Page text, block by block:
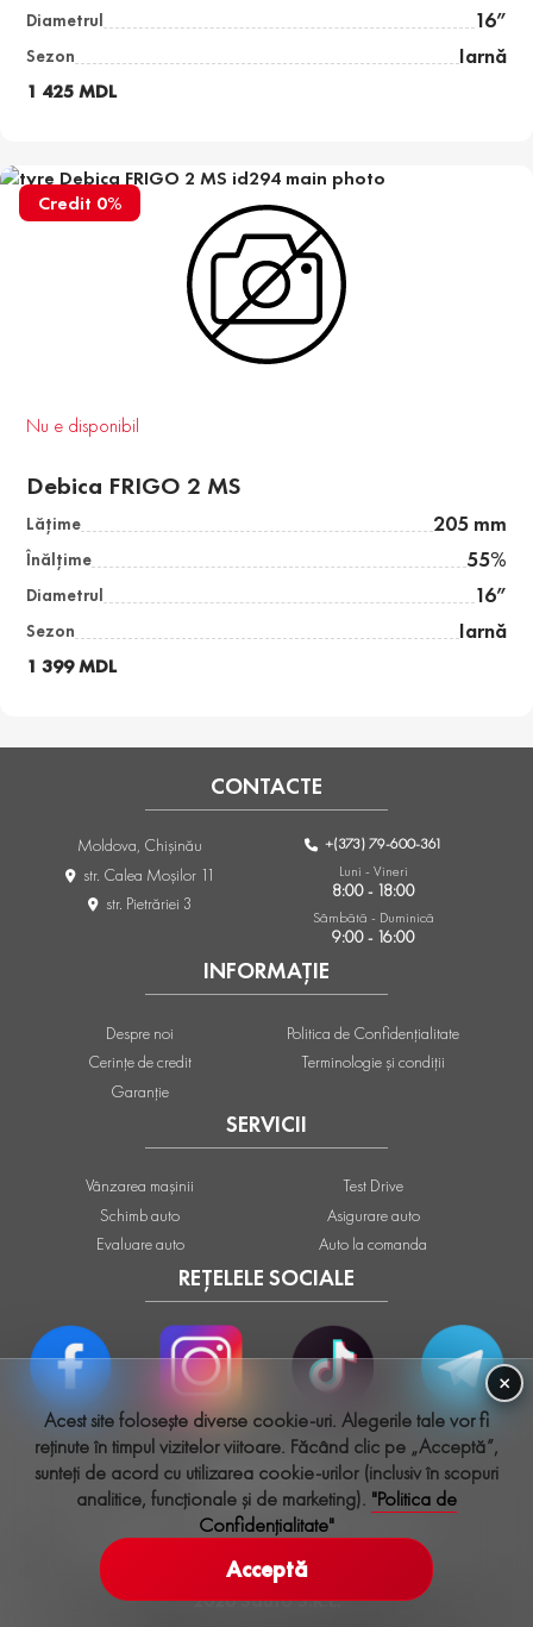
×
Acest site folosește diverse cookie-uri. Alegerile tale vor fi
reținute în timpul vizitelor viitoare. Făcând clic pe „Acceptă”,
sunteți de acord cu utilizarea cookie-urilor (inclusiv în scopuri
analitice, funcționale și de marketing). "Politica de
Confidențialitate"
Acceptă
Diametrul 16”
Sezon Iarnă
1 425 MDL
Credit 0%
Nu e disponibil
Debica FRIGO 2 MS
Lăţime 205 mm
Înălţime 55%
Diametrul 16”
Sezon Iarnă
1 399 MDL
SERVICII
Vânzarea mașinii
Schimb auto
Evaluare auto
Test Drive
Asigurare auto
Auto la comanda
INFORMAȚIE
Despre noi
Cerințe de credit
Garanție
Politica de Confidențialitate
Terminologie și condiții
CONTACTE
Moldova, Chişinău
str. Calea Moşilor 11
str. Pietrăriei 3
+(373) 79-600-361
Luni - Vineri
8:00 - 18:00
Sâmbătă - Duminică
9:00 - 16:00
REȚELELE SOCIALE
info@sauto.md
IMPORT ȘI VÂNZARE MAȘINI DIN EUROPA
2026Sauto S.R.L.